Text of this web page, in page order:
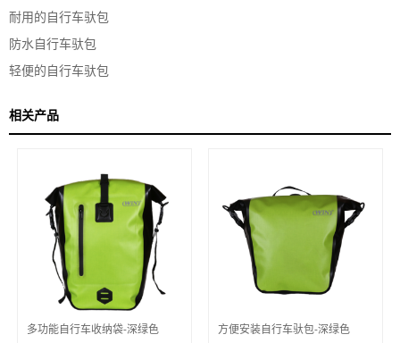
耐用的自行车驮包
防水自行车驮包
轻便的自行车驮包
相关产品
多功能自行车收纳袋-深绿色 方便安装自行车驮包-深绿色